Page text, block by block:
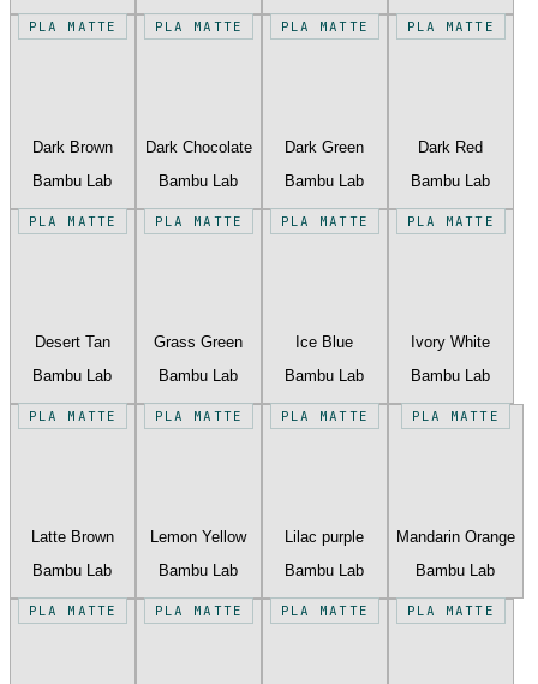
PLA MATTE
Dark Brown
Bambu Lab
PLA MATTE
Dark Chocolate
Bambu Lab
PLA MATTE
Dark Green
Bambu Lab
PLA MATTE
Dark Red
Bambu Lab
PLA MATTE
Desert Tan
Bambu Lab
PLA MATTE
Grass Green
Bambu Lab
PLA MATTE
Ice Blue
Bambu Lab
PLA MATTE
Ivory White
Bambu Lab
PLA MATTE
Latte Brown
Bambu Lab
PLA MATTE
Lemon Yellow
Bambu Lab
PLA MATTE
Lilac purple
Bambu Lab
PLA MATTE
Mandarin Orange
Bambu Lab
PLA MATTE PLA MATTE PLA MATTE PLA MATTE